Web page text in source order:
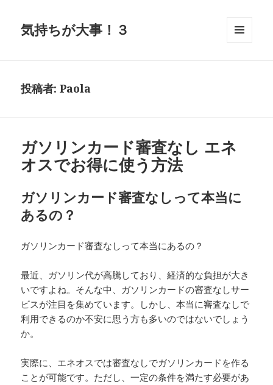
気持ちが大事！３
投稿者:Paola
ガソリンカード審査なし エネ
オスでお得に使う方法
ガソリンカード審査なしって本当に
あるの？
ガソリンカード審査なしって本当にあるの？
最近、ガソリン代が高騰しており、経済的な負担が大き
いですよね。そんな中、ガソリンカードの審査なしサー
ビスが注目を集めています。しかし、本当に審査なしで
利用できるのか不安に思う方も多いのではないでしょう
か。
実際に、エネオスでは審査なしでガソリンカードを作る
ことが可能です。ただし、一定の条件を満たす必要があ